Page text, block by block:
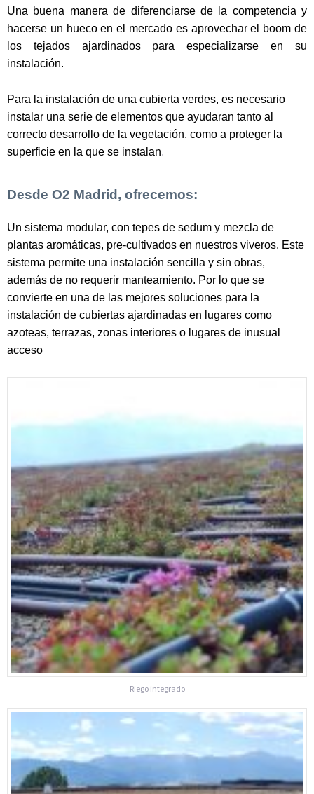
Una buena manera de diferenciarse de la competencia y
hacerse un hueco en el mercado es aprovechar el boom de
los tejados ajardinados para especializarse en su
instalación.
Para la instalación de una cubierta verdes, es necesario
instalar una serie de elementos que ayudaran tanto al
correcto desarrollo de la vegetación, como a proteger la
superficie en la que se instalan.
Desde O2 Madrid, ofrecemos:
Un sistema modular, con tepes de sedum y mezcla de
plantas aromáticas, pre-cultivados en nuestros viveros. Este
sistema permite una instalación sencilla y sin obras,
además de no requerir manteamiento. Por lo que se
convierte en una de las mejores soluciones para la
instalación de cubiertas ajardinadas en lugares como
azoteas, terrazas, zonas interiores o lugares de inusual
acceso
Riego integrado